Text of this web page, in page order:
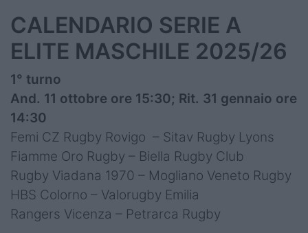
CALENDARIO SERIE A
ELITE MASCHILE 2025/26
1° turno
And. 11 ottobre ore 15:30; Rit. 31 gennaio ore
14:30
Femi CZ Rugby Rovigo – Sitav Rugby Lyons
Fiamme Oro Rugby – Biella Rugby Club
Rugby Viadana 1970 – Mogliano Veneto Rugby
HBS Colorno – Valorugby Emilia
Rangers Vicenza – Petrarca Rugby